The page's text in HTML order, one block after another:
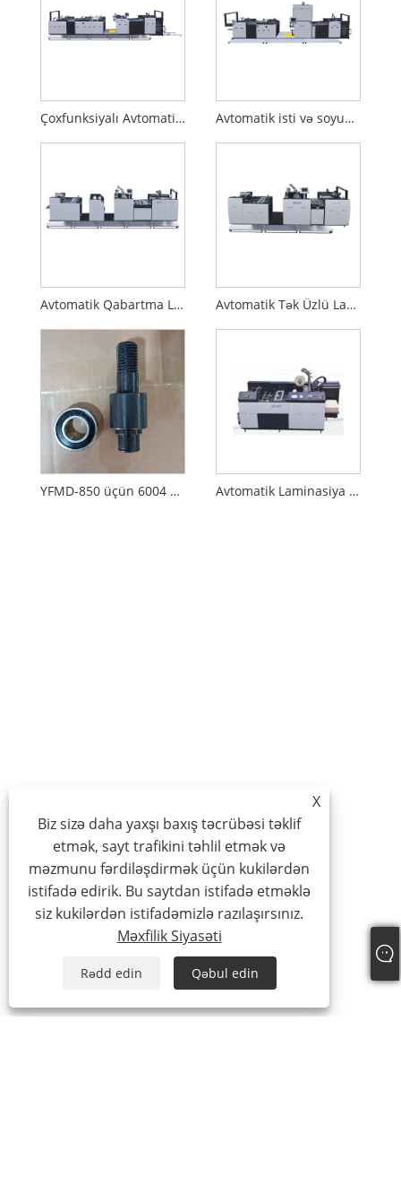
Çoxfunksiyalı Avtomatik Laminasiya Maşını Avtomatik isti və soyuq laminasiya maşını
Avtomatik Qabartma Laminasiya Maşını Avtomatik Tək Üzlü Laminasiya Maşını
YFMD-850 üçün 6004 daşıyan maşın aksesuarları Avtomatik Laminasiya Maşını (Qabartma ilə)
X
Biz sizə daha yaxşı baxış təcrübəsi təklif
etmək, sayt trafikini təhlil etmək və
məzmunu fərdiləşdirmək üçün kukilərdən
istifadə edirik. Bu saytdan istifadə etməklə
siz kukilərdən istifadəmizlə razılaşırsınız.
Məxfilik Siyasəti
Rədd edin Qəbul edin